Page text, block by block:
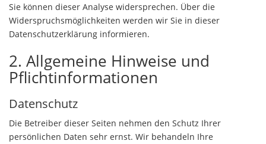
Sie können dieser Analyse widersprechen. Über die
Widerspruchsmöglichkeiten werden wir Sie in dieser
Datenschutzerklärung informieren.
2. Allgemeine Hinweise und
Pflichtinformationen
Datenschutz
Die Betreiber dieser Seiten nehmen den Schutz Ihrer
persönlichen Daten sehr ernst. Wir behandeln Ihre